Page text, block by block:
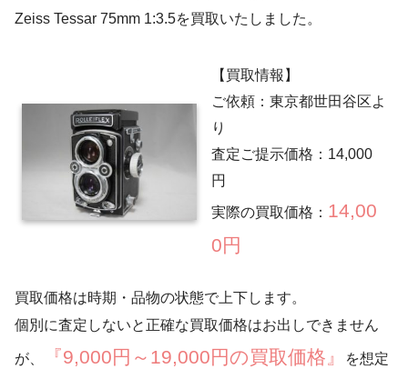
Zeiss Tessar 75mm 1:3.5を買取いたしました。
【買取情報】
ご依頼：東京都世田谷区よ
り
査定ご提示価格：14,000
円
実際の買取価格： 14,00
0円
買取価格は時期・品物の状態で上下します。
個別に査定しないと正確な買取価格はお出しできません
が、 『9,000円～19,000円の買取価格』
を想定